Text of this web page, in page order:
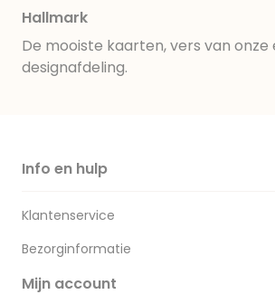
Hallmark
De mooiste kaarten, vers van onze
designafdeling.
Info en hulp
Klantenservice
Bezorginformatie
Mijn account